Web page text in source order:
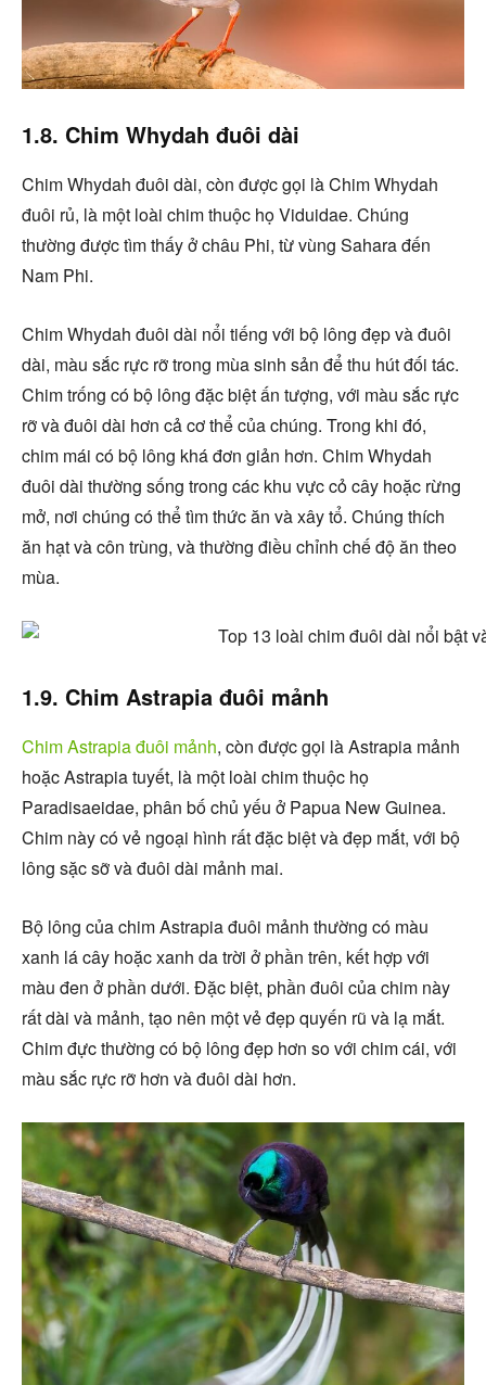
1.8. Chim Whydah đuôi dài
Chim Whydah đuôi dài, còn được gọi là Chim Whydah
đuôi rủ, là một loài chim thuộc họ Viduidae. Chúng
thường được tìm thấy ở châu Phi, từ vùng Sahara đến
Nam Phi.
Chim Whydah đuôi dài nổi tiếng với bộ lông đẹp và đuôi
dài, màu sắc rực rỡ trong mùa sinh sản để thu hút đối tác.
Chim trống có bộ lông đặc biệt ấn tượng, với màu sắc rực
rỡ và đuôi dài hơn cả cơ thể của chúng. Trong khi đó,
chim mái có bộ lông khá đơn giản hơn. Chim Whydah
đuôi dài thường sống trong các khu vực cỏ cây hoặc rừng
mở, nơi chúng có thể tìm thức ăn và xây tổ. Chúng thích
ăn hạt và côn trùng, và thường điều chỉnh chế độ ăn theo
mùa.
1.9. Chim Astrapia đuôi mảnh
Chim Astrapia đuôi mảnh, còn được gọi là Astrapia mảnh
hoặc Astrapia tuyết, là một loài chim thuộc họ
Paradisaeidae, phân bố chủ yếu ở Papua New Guinea.
Chim này có vẻ ngoại hình rất đặc biệt và đẹp mắt, với bộ
lông sặc sỡ và đuôi dài mảnh mai.
Bộ lông của chim Astrapia đuôi mảnh thường có màu
xanh lá cây hoặc xanh da trời ở phần trên, kết hợp với
màu đen ở phần dưới. Đặc biệt, phần đuôi của chim này
rất dài và mảnh, tạo nên một vẻ đẹp quyến rũ và lạ mắt.
Chim đực thường có bộ lông đẹp hơn so với chim cái, với
màu sắc rực rỡ hơn và đuôi dài hơn.